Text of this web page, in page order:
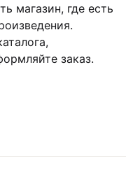
магазин, где есть
заказ.